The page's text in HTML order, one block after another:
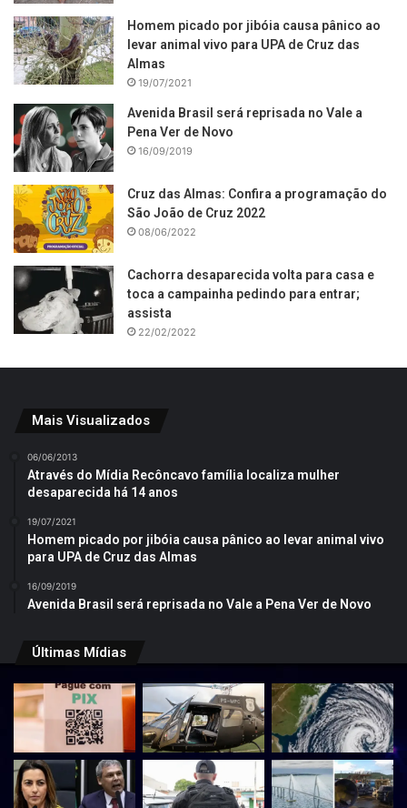
Homem picado por jibóia causa pânico ao
levar animal vivo para UPA de Cruz das
Almas
19/07/2021
Avenida Brasil será reprisada no Vale a
Pena Ver de Novo
16/09/2019
Cruz das Almas: Confira a programação do
São João de Cruz 2022
08/06/2022
Cachorra desaparecida volta para casa e
toca a campainha pedindo para entrar;
assista
22/02/2022
Mais Visualizados
06/06/2013
Através do Mídia Recôncavo família localiza mulher
desaparecida há 14 anos
19/07/2021
Homem picado por jibóia causa pânico ao levar animal vivo
para UPA de Cruz das Almas
16/09/2019
Avenida Brasil será reprisada no Vale a Pena Ver de Novo
Últimas Mídias